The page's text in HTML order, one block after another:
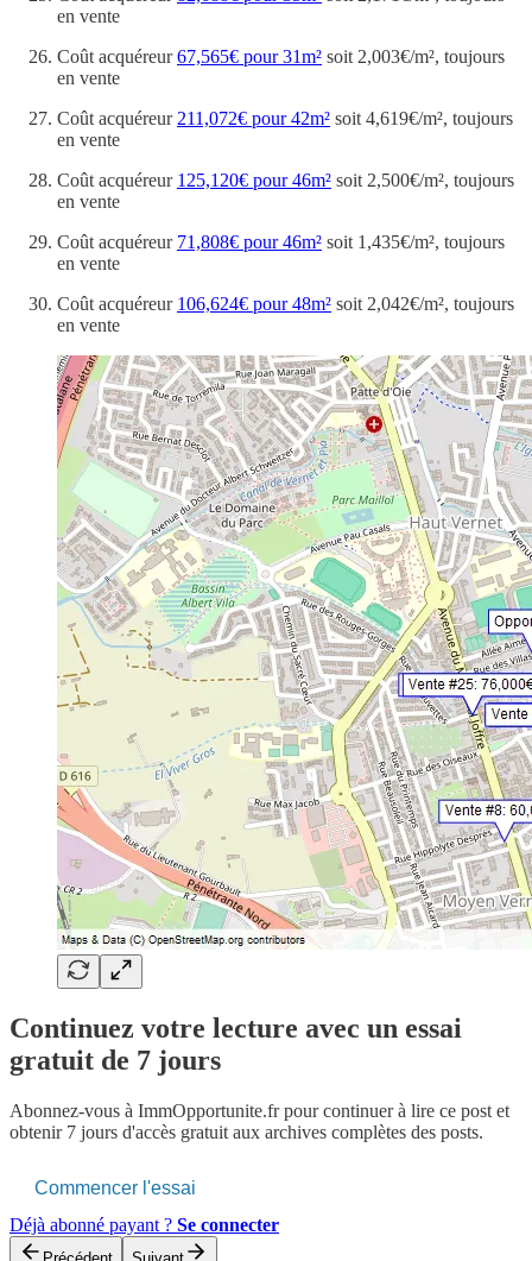
en vente
Coût acquéreur67,565€ pour 31m² soit 2,003€/m², toujours
en vente
Coût acquéreur 211,072€ pour 42m² soit 4,619€/m², toujours
en vente
Coût acquéreur 125,120€ pour 46m² soit 2,500€/m², toujours
en vente
Coût acquéreur 71,808€ pour 46m² soit 1,435€/m², toujours
en vente
Coût acquéreur 106,624€ pour 48m² soit 2,042€/m², toujours
en vente
Continuez votre lecture avec un essai
gratuit de 7 jours
Abonnez-vous à ImmOpportunite.frpour continuer à lire ce post et
obtenir 7 jours d'accès gratuit aux archives complètes des posts.
Commencer l'essai
Déjà abonné payant ? Se connecter